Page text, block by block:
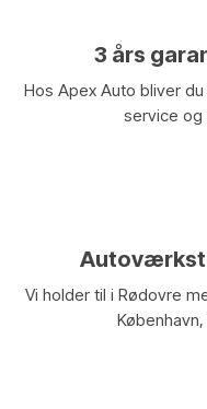
3 års
Hos Apex Auto bliver
service og
Vi holder til i Rødovre